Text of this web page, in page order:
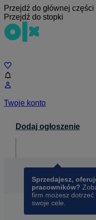
Przejdź do głównej części
Przejdź do stopki
Twoje konto
Dodaj ogłoszenie
Sprzedajesz,
pracowników?
firm możesz
swoje cele.